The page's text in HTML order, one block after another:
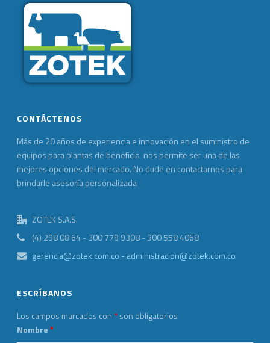
CONTÁCTENOS
Más de 20 años de experiencia e innovación en el suministro de
equipos para plantas de beneficio nos permite ser una de las
mejores opciones del mercado. No dude en contactarnos para
brindarle asesoría personalizada
ZOTEK S.A.S.
(4) 298 08 64 - 300 779 9308 - 300 558 4068
gerencia@zotek.com.co - administracion@zotek.com.co
ESCRÍBANOS
Los campos marcados con *son obligatorios
Nombre*